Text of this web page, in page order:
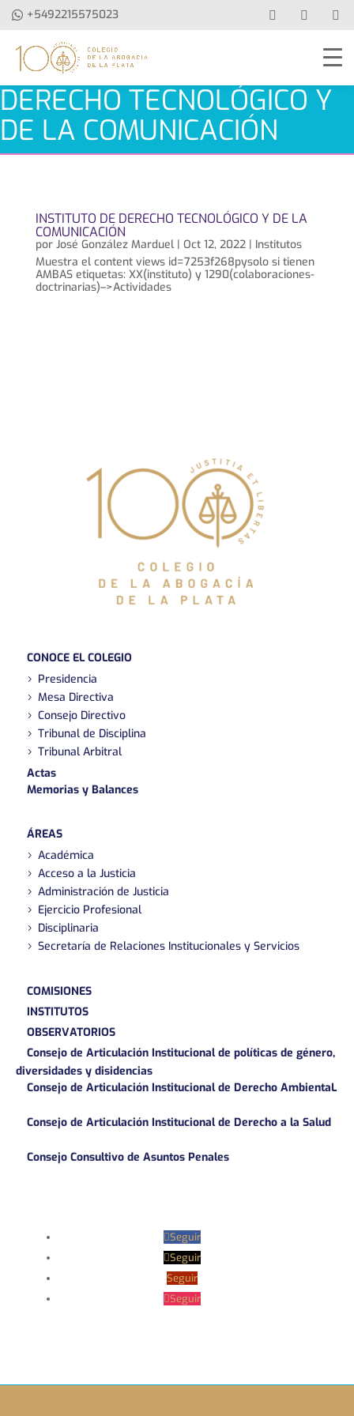
+5492215575023
DERECHO TECNOLÓGICO Y
DE LA COMUNICACIÓN
INSTITUTO DE DERECHO TECNOLÓGICO Y DE LA
COMUNICACIÓN
por José González Marduel| Oct 12, 2022| Institutos
Muestra el content views id=7253f268pysolo si tienen
AMBAS etiquetas: XX(instituto) y 1290(colaboraciones-
doctrinarias)–>Actividades
CONOCE EL COLEGIO
Presidencia
Mesa Directiva
Consejo Directivo
Tribunal de Disciplina
Tribunal Arbitral
Actas
Memorias y Balances
ÁREAS
Académica
Acceso a la Justicia
Administración de Justicia
Ejercicio Profesional
Disciplinaria
Secretaría de Relaciones Institucionales y Servicios
COMISIONES
INSTITUTOS
OBSERVATORIOS
Consejo de Articulación Institucional de políticas de género,
diversidades y disidencias
Consejo de Articulación Institucional de Derecho AmbientaL
Consejo de Articulación Institucional de Derecho a la Salud
Consejo Consultivo de Asuntos Penales
Seguir
Seguir
Seguir
Seguir